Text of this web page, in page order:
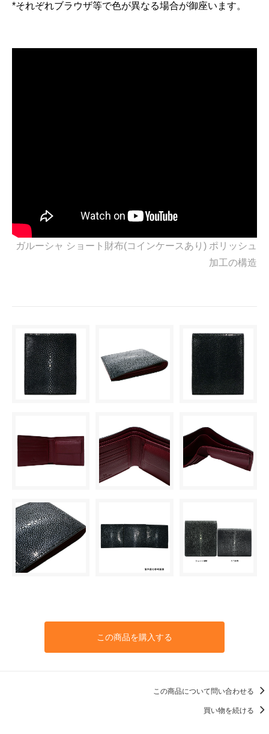
*それぞれブラウザ等で色が異なる場合が御座います。
ガルーシャ ショート財布(コインケースあり) ポリッシュ
加工の構造
この商品を購入する
この商品について問い合わせる
買い物を続ける